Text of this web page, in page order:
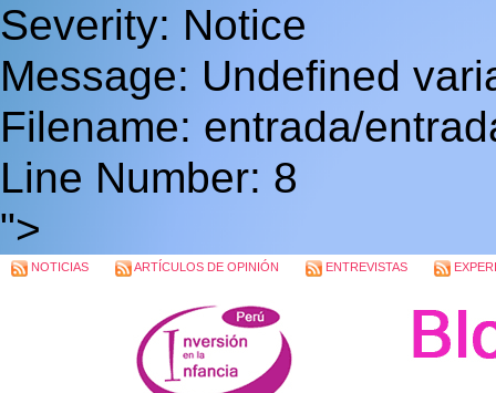
Severity: Notice
Message: Undefined
Filename: entrada/
Line Number: 8
">
NOTICIAS ARTÍCULOS DE OPINIÓN ENTREVISTAS